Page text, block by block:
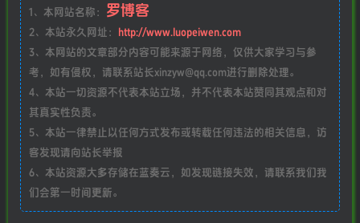
1、本网站名称： 罗博客
2、本站永久网址：
http://www.luopeiwen.com
3、本网站的文章部分内容可能来源于网络，仅供大家学习与参
考，如有侵权，请联系站长xinzyw@qq.com进行删除处理。
4、本站一切资源不代表本站立场，并不代表本站赞同其观点和对
其真实性负责。
5、本站一律禁止以任何方式发布或转载任何违法的相关信息，访
客发现请向站长举报
6、本站资源大多存储在蓝奏云，如发现链接失效，请联系我们我
们会第一时间更新。